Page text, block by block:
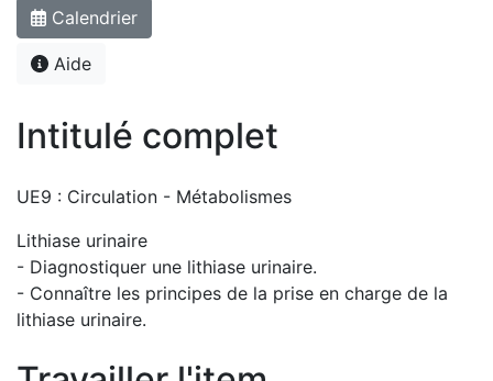
Calendrier
Aide
Intitulé complet
UE9 : Circulation - Métabolismes
Lithiase urinaire
- Diagnostiquer une lithiase urinaire.
- Connaître les principes de la prise en charge de la
lithiase urinaire.